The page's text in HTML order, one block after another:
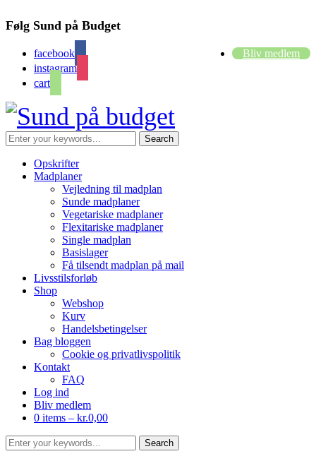
Følg Sund på Budget
facebook
instagram
cart
Bliv medlem
Opskrifter
Madplaner
Vejledning til madplan
Sunde madplaner
Vegetariske madplaner
Flexitariske madplaner
Single madplan
Basislager
Få tilsendt madplan på mail
Livsstilsforløb
Shop
Webshop
Kurv
Handelsbetingelser
Bag bloggen
Cookie og privatlivspolitik
Kontakt
FAQ
Log ind
Bliv medlem
0 items – kr.0,00